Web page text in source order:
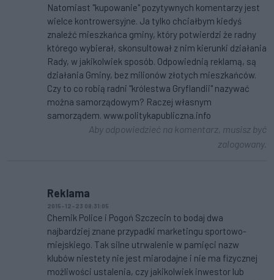
Natomiast "kupowanie" pozytywnych komentarzy jest
wielce kontrowersyjne. Ja tylko chciałbym kiedyś
znaleźć mieszkańca gminy, który potwierdzi że radny
którego wybierał, skonsultował z nim kierunki działania
Rady, w jakikolwiek sposób. Odpowiednią reklamą, są
działania Gminy, bez milionów złotych mieszkańców.
Czy to co robią radni "królestwa Gryflandii" nazywać
można samorządowym? Raczej własnym
samorządem. www.politykapubliczna.info
Aby odpowiedzieć na komentarz, musisz być
zalogowany.
Reklama
2015-12-23 08:31:05
Chemik Police i Pogoń Szczecin to bodaj dwa
najbardziej znane przypadki marketingu sportowo-
miejskiego. Tak silne utrwalenie w pamięci nazw
klubów niestety nie jest miarodajne i nie ma fizycznej
możliwości ustalenia, czy jakikolwiek inwestor lub